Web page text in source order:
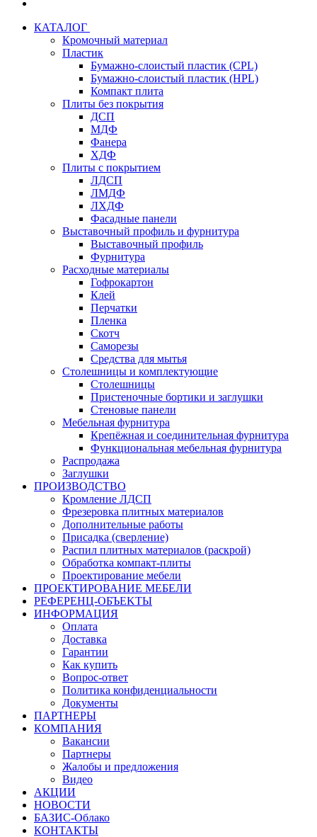
КАТАЛОГ
Кромочный материал
Пластик
Бумажно-слоистый пластик (CPL)
Бумажно-слоистый пластик (HPL)
Компакт плита
Плиты без покрытия
ДСП
МДФ
Фанера
ХДФ
Плиты с покрытием
ЛДСП
ЛМДФ
ЛХДФ
Фасадные панели
Выставочный профиль и фурнитура
Выставочный профиль
Фурнитура
Расходные материалы
Гофрокартон
Клей
Перчатки
Пленка
Скотч
Саморезы
Средства для мытья
Столешницы и комплектующие
Столешницы
Пристеночные бортики и заглушки
Стеновые панели
Мебельная фурнитура
Крепёжная и соединительная фурнитура
Функциональная мебельная фурнитура
Распродажа
Заглушки
ПРОИЗВОДСТВО
Кромление ЛДСП
Фрезеровка плитных материалов
Дополнительные работы
Присадка (сверление)
Распил плитных материалов (раскрой)
Обработка компакт-плиты
Проектирование мебели
ПРОЕКТИРОВАНИЕ МЕБЕЛИ
РЕФЕРЕНЦ-ОБЪЕKТЫ
ИНФОРМАЦИЯ
Оплата
Доставка
Гарантии
Как купить
Вопрос-ответ
Политика конфиденциальности
Документы
ПАРТНЕРЫ
КОМПАНИЯ
Вакансии
Партнеры
Жалобы и предложения
Видео
АКЦИИ
НОВОСТИ
БАЗИС-Облако
КОНТАКТЫ